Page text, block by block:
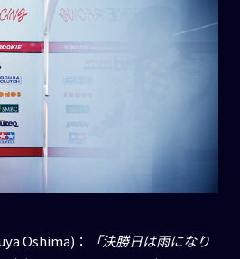
Oshima)：
「決勝日は雨になり